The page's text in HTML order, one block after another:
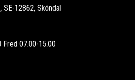
SE-12862, Sköndal
Fred 07.00-15.00